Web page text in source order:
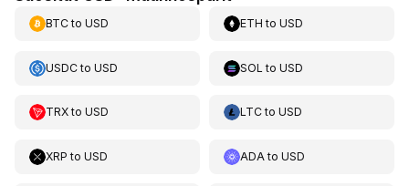
BTCto USD ETH toUSD
USDCto USD SOL toUSD
TRXto USD LTCtoUSD
XRP to USD ADA toUSD